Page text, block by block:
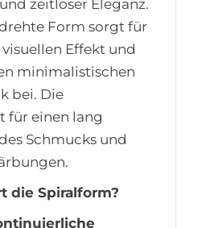
zeitloser Eleganz.
Form sorgt für
Effekt und
minimalistischen
bei. Die
für einen lang
Schmucks und
die Spiralform?